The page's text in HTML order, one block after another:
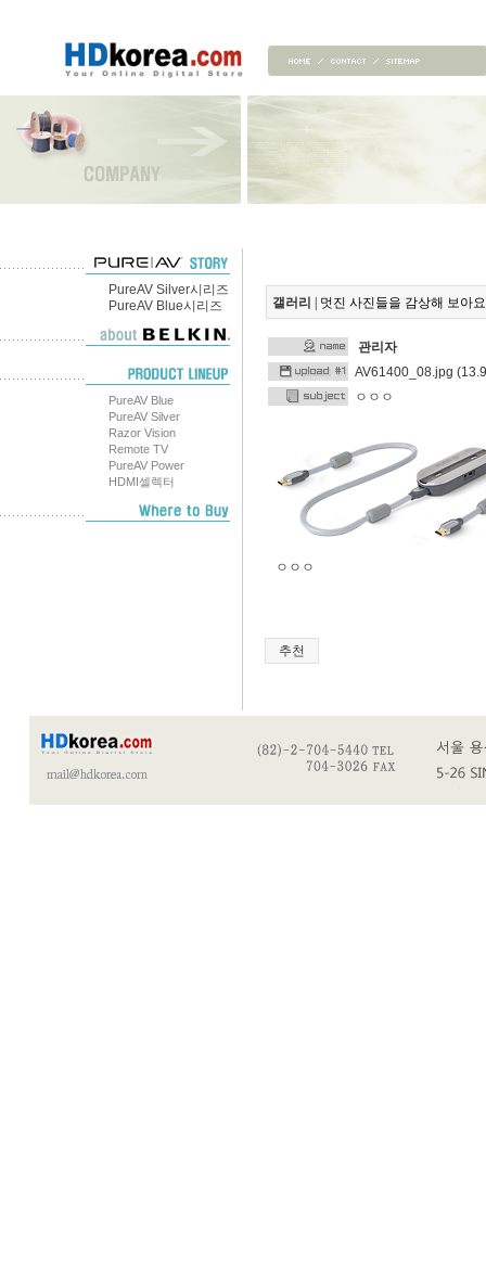
PureAV Silver시리즈
PureAV Blue시리즈
PureAV Blue
PureAV Silver
Razor Vision
Remote TV
PureAV Power
HDMI셀렉터
갤러리 | 멋진 사진들을 감상해 보아
관리자
AV61400_08.jpg
ㅇㅇㅇ
ㅇㅇㅇ
추천